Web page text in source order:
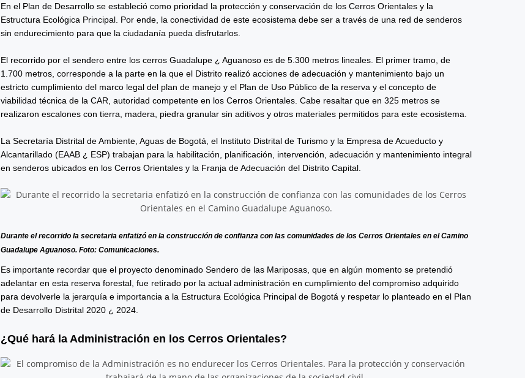
En el Plan de Desarrollo se estableció como prioridad la protección y conservación de los Cerros Orientales y la
Estructura Ecológica Principal. Por ende, la conectividad de este ecosistema debe ser a través de una red de senderos
sin endurecimiento para que la ciudadanía pueda disfrutarlos.
El recorrido por el sendero entre los cerros Guadalupe ¿ Aguanoso es de 5.300 metros lineales. El primer tramo, de
1.700 metros, corresponde a la parte en la que el Distrito realizó acciones de adecuación y mantenimiento bajo un
estricto cumplimiento del marco legal del plan de manejo y el Plan de Uso Público de la reserva y el concepto de
viabilidad técnica de la CAR, autoridad competente en los Cerros Orientales. Cabe resaltar que en 325 metros se
realizaron escalones con tierra, madera, piedra granular sin aditivos y otros materiales permitidos para este ecosistema.
La Secretaría Distrital de Ambiente, Aguas de Bogotá, el Instituto Distrital de Turismo y la Empresa de Acueducto y
Alcantarillado (EAAB ¿ ESP) trabajan para la habilitación, planificación, intervención, adecuación y mantenimiento integral
en senderos ubicados en los Cerros Orientales y la Franja de Adecuación del Distrito Capital.
Durante el recorrido la secretaria enfatizó en la construcción de confianza con las comunidades de los Cerros Orientales en el Camino
Guadalupe Aguanoso. Foto: Comunicaciones.
Es importante recordar que el proyecto denominado Sendero de las Mariposas, que en algún momento se pretendió
adelantar en esta reserva forestal, fue retirado por la actual administración en cumplimiento del compromiso adquirido
para devolverle la jerarquía e importancia a la Estructura Ecológica Principal de Bogotá y respetar lo planteado en el Plan
de Desarrollo Distrital 2020 ¿ 2024.
¿Qué hará la Administración en los Cerros Orientales?